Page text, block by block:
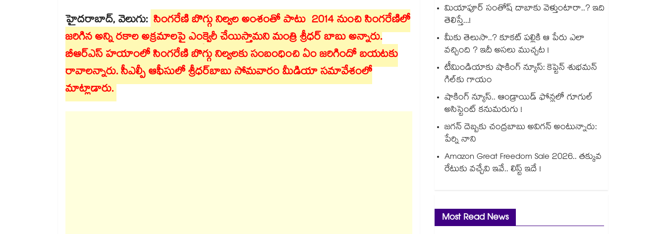
హైదరాబాద్, వెలుగు: సింగరేణి బొగ్గు నిల్వల అంశంతో పాటు 2014 నుంచి సింగరేణిలో
జరిగిన అన్ని రకాల అక్రమాలపై ఎంక్వైరీ చేయిస్తామని మంత్రి శ్రీధర్ బాబు అన్నారు.
బీఆర్ఎస్ హయాంలో సింగరేణి బొగ్గు నిల్వలకు సంబంధించి ఏం జరిగిందో బయటకు
రావాలన్నారు. సీఎల్పీ ఆఫీసులో శ్రీధర్​బాబు సోమవారం మీడియా సమావేశంలో
మాట్లాడారు.
మియాపూర్ సంతోష్ దాబాకు వెళ్తుంటారా..? ఇది
తెలిస్తే...!
మీకు తెలుసా..? కూకట్ పల్లికి ఆ పేరు ఎలా
వచ్చింది ? ఇదీ అసలు ముచ్చట !
టీమిండియాకు షాకింగ్ న్యూస్: కెప్టెన్ శుభమన్
గిల్‎కు గాయం
షాకింగ్ న్యూస్.. ఆండ్రాయిడ్ ఫోన్లలో గూగుల్
అసిస్టెంట్ కనుమరుగు !
జగన్ దెబ్బకు చంద్రబాబు అవిగన్ అంటున్నారు:
పేర్ని నాని
Amazon Great Freedom Sale 2026.. తక్కువ
రేటుకు వచ్చేవి ఇవే.. లిస్ట్ ఇదే !
Most Read News